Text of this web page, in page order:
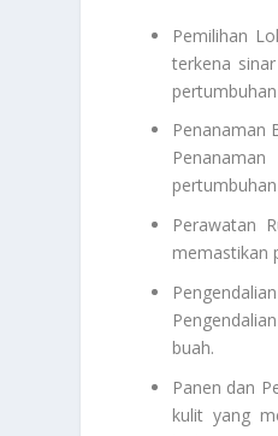
Pemilihan
terkena
Penanaman
Perawatan
memastikan
buah.
Panen dan
kulit yang